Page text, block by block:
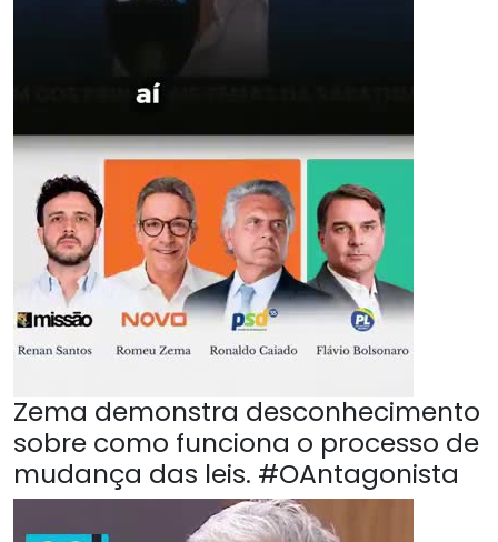
Zema demonstra desconhecimento
sobre como funciona o processo de
mudança das leis. #OAntagonista